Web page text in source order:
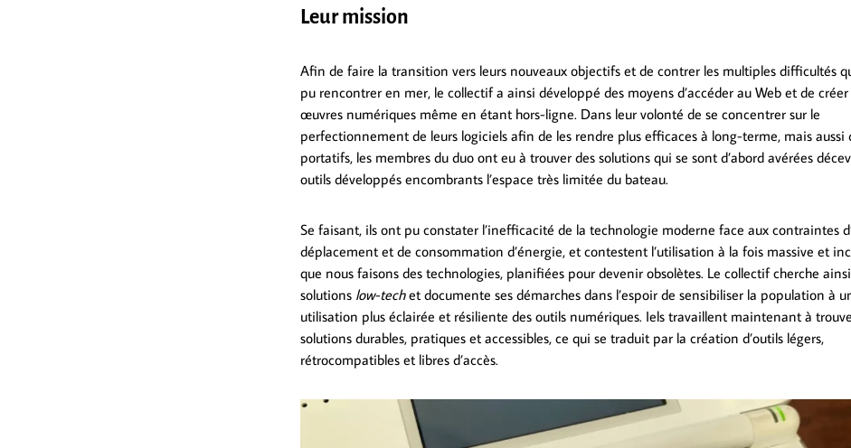
Leur mission
Afin de faire la transition vers leurs nouveaux objectifs et de contrer les multiples difficultés
pu rencontrer en mer, le collectif a ainsi développé des moyens d’accéder au Web et de créer
œuvres numériques même en étant hors-ligne. Dans leur volonté de se concentrer sur le
perfectionnement de leurs logiciels afin de les rendre plus efficaces à long-terme, mais aussi
portatifs, les membres du duo ont eu à trouver des solutions qui se sont d’abord avérées
outils développés encombrants l’espace très limitée du bateau.
Se faisant, ils ont pu constater l’inefficacité de la technologie moderne face aux contraintes
déplacement et de consommation d’énergie, et contestent l’utilisation à la fois massive et
que nous faisons des technologies, planifiées pour devenir obsolètes. Le collectif cherche
solutions low-techet documente ses démarches dans l’espoir de sensibiliser la population à
utilisation plus éclairée et résiliente des outils numériques. Iels travaillent maintenant à
solutions durables, pratiques et accessibles, ce qui se traduit par la création d’outils légers,
rétrocompatibles et libres d’accès.